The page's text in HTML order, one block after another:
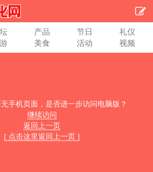
产品 节日
礼仪
美食 活动 视频
手机页面，是否进一步访问电脑版？
继续访问
返回上一页
[ 点击这里返回上一页 ]